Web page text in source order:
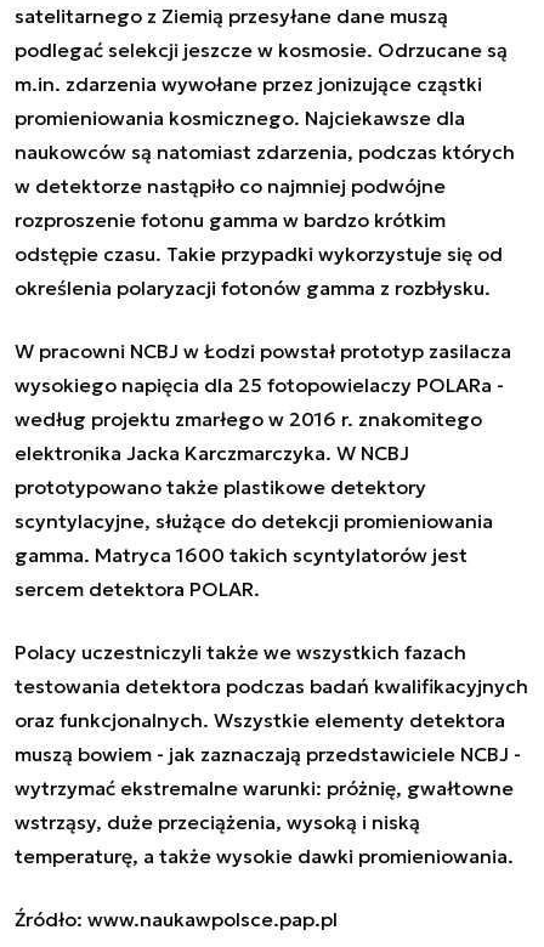
satelitarnego z Ziemią przesyłane dane muszą
podlegać selekcji jeszcze w kosmosie. Odrzucane są
m.in. zdarzenia wywołane przez jonizujące cząstki
promieniowania kosmicznego. Najciekawsze dla
naukowców są natomiast zdarzenia, podczas których
w detektorze nastąpiło co najmniej podwójne
rozproszenie fotonu gamma w bardzo krótkim
odstępie czasu. Takie przypadki wykorzystuje się od
określenia polaryzacji fotonów gamma z rozbłysku.
W pracowni NCBJ w Łodzi powstał prototyp zasilacza
wysokiego napięcia dla 25 fotopowielaczy POLARa -
według projektu zmarłego w 2016 r. znakomitego
elektronika Jacka Karczmarczyka. W NCBJ
prototypowano także plastikowe detektory
scyntylacyjne, służące do detekcji promieniowania
gamma. Matryca 1600 takich scyntylatorów jest
sercem detektora POLAR.
Polacy uczestniczyli także we wszystkich fazach
testowania detektora podczas badań kwalifikacyjnych
oraz funkcjonalnych. Wszystkie elementy detektora
muszą bowiem - jak zaznaczają przedstawiciele NCBJ -
wytrzymać ekstremalne warunki: próżnię, gwałtowne
wstrząsy, duże przeciążenia, wysoką i niską
temperaturę, a także wysokie dawki promieniowania.
Źródło: www.naukawpolsce.pap.pl